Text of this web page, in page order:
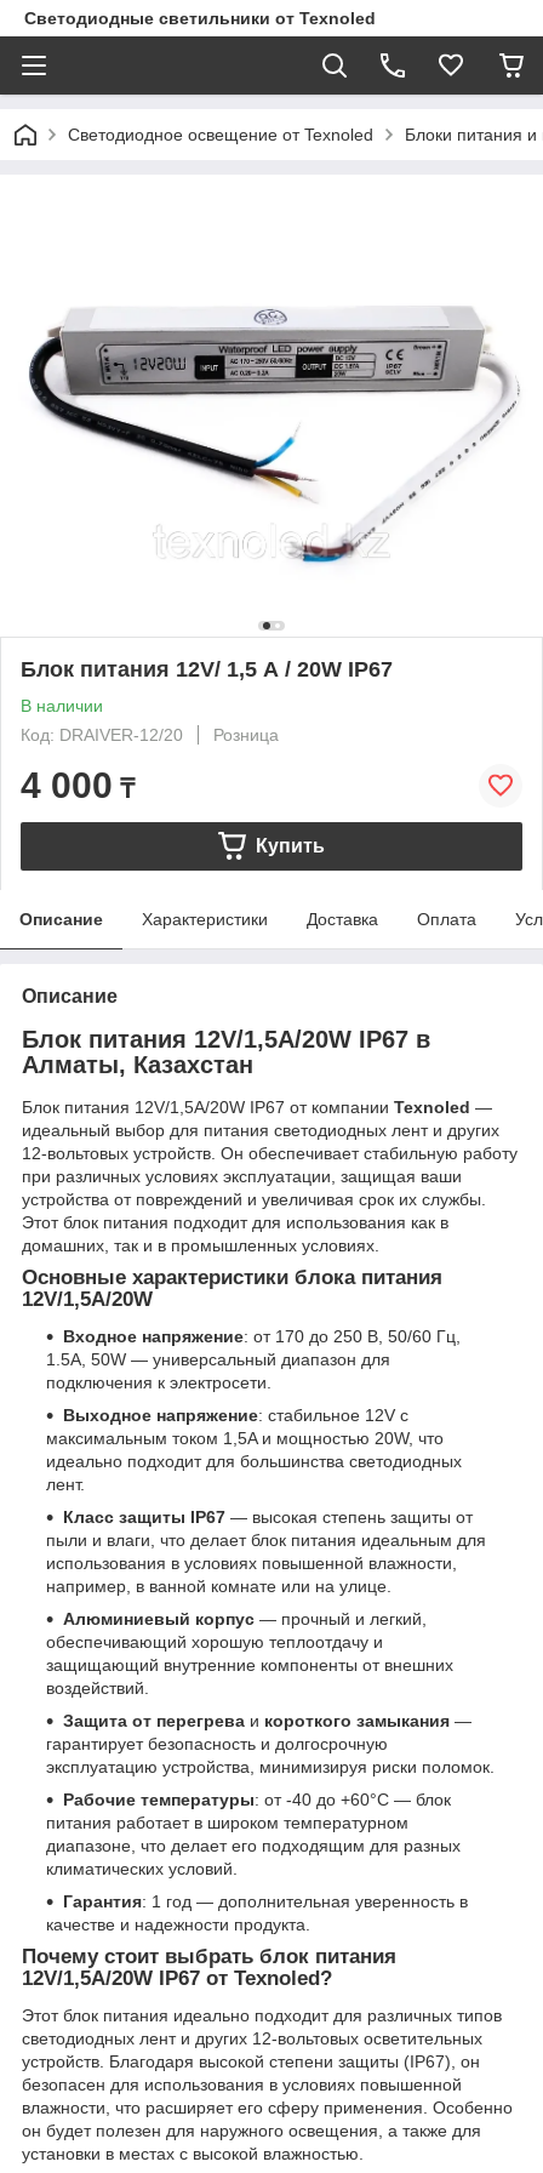
Светодиодные светильники от Texnoled
Светодиодное освещение от Texnoled Блоки питания
Блок питания 12V/ 1,5 А / 20W IP67
В наличии
Код: DRAIVER-12/20
Розница
4 000 ₸
Купить
Описание Характеристики Доставка Оплата
Описание
Блок питания 12V/1,5A/20W IP67 в
Алматы, Казахстан
Блок питания 12V/1,5A/20W IP67 от компании Texnoled —
идеальный выбор для питания светодиодных лент и других
12-вольтовых устройств. Он обеспечивает стабильную работу
при различных условиях эксплуатации, защищая ваши
устройства от повреждений и увеличивая срок их службы.
Этот блок питания подходит для использования как в
домашних, так и в промышленных условиях.
Основные характеристики блока питания
12V/1,5A/20W
Входное напряжение: от 170 до 250 В, 50/60 Гц,
1.5A, 50W — универсальный диапазон для
подключения к электросети.
Выходное напряжение: стабильное 12V с
максимальным током 1,5A и мощностью 20W, что
идеально подходит для большинства светодиодных
лент.
Класс защиты IP67 — высокая степень защиты от
пыли и влаги, что делает блок питания идеальным для
использования в условиях повышенной влажности,
например, в ванной комнате или на улице.
Алюминиевый корпус — прочный и легкий,
обеспечивающий хорошую теплоотдачу и
защищающий внутренние компоненты от внешних
воздействий.
Защита от перегрева и короткого замыкания —
гарантирует безопасность и долгосрочную
эксплуатацию устройства, минимизируя риски поломок.
Рабочие температуры: от -40 до +60°C — блок
питания работает в широком температурном
диапазоне, что делает его подходящим для разных
климатических условий.
Гарантия: 1 год — дополнительная уверенность в
качестве и надежности продукта.
Почему стоит выбрать блок питания
12V/1,5A/20W IP67 от Texnoled?
Этот блок питания идеально подходит для различных типов
светодиодных лент и других 12-вольтовых осветительных
устройств. Благодаря высокой степени защиты (IP67), он
безопасен для использования в условиях повышенной
влажности, что расширяет его сферу применения. Особенно
он будет полезен для наружного освещения, а также для
установки в местах с высокой влажностью.